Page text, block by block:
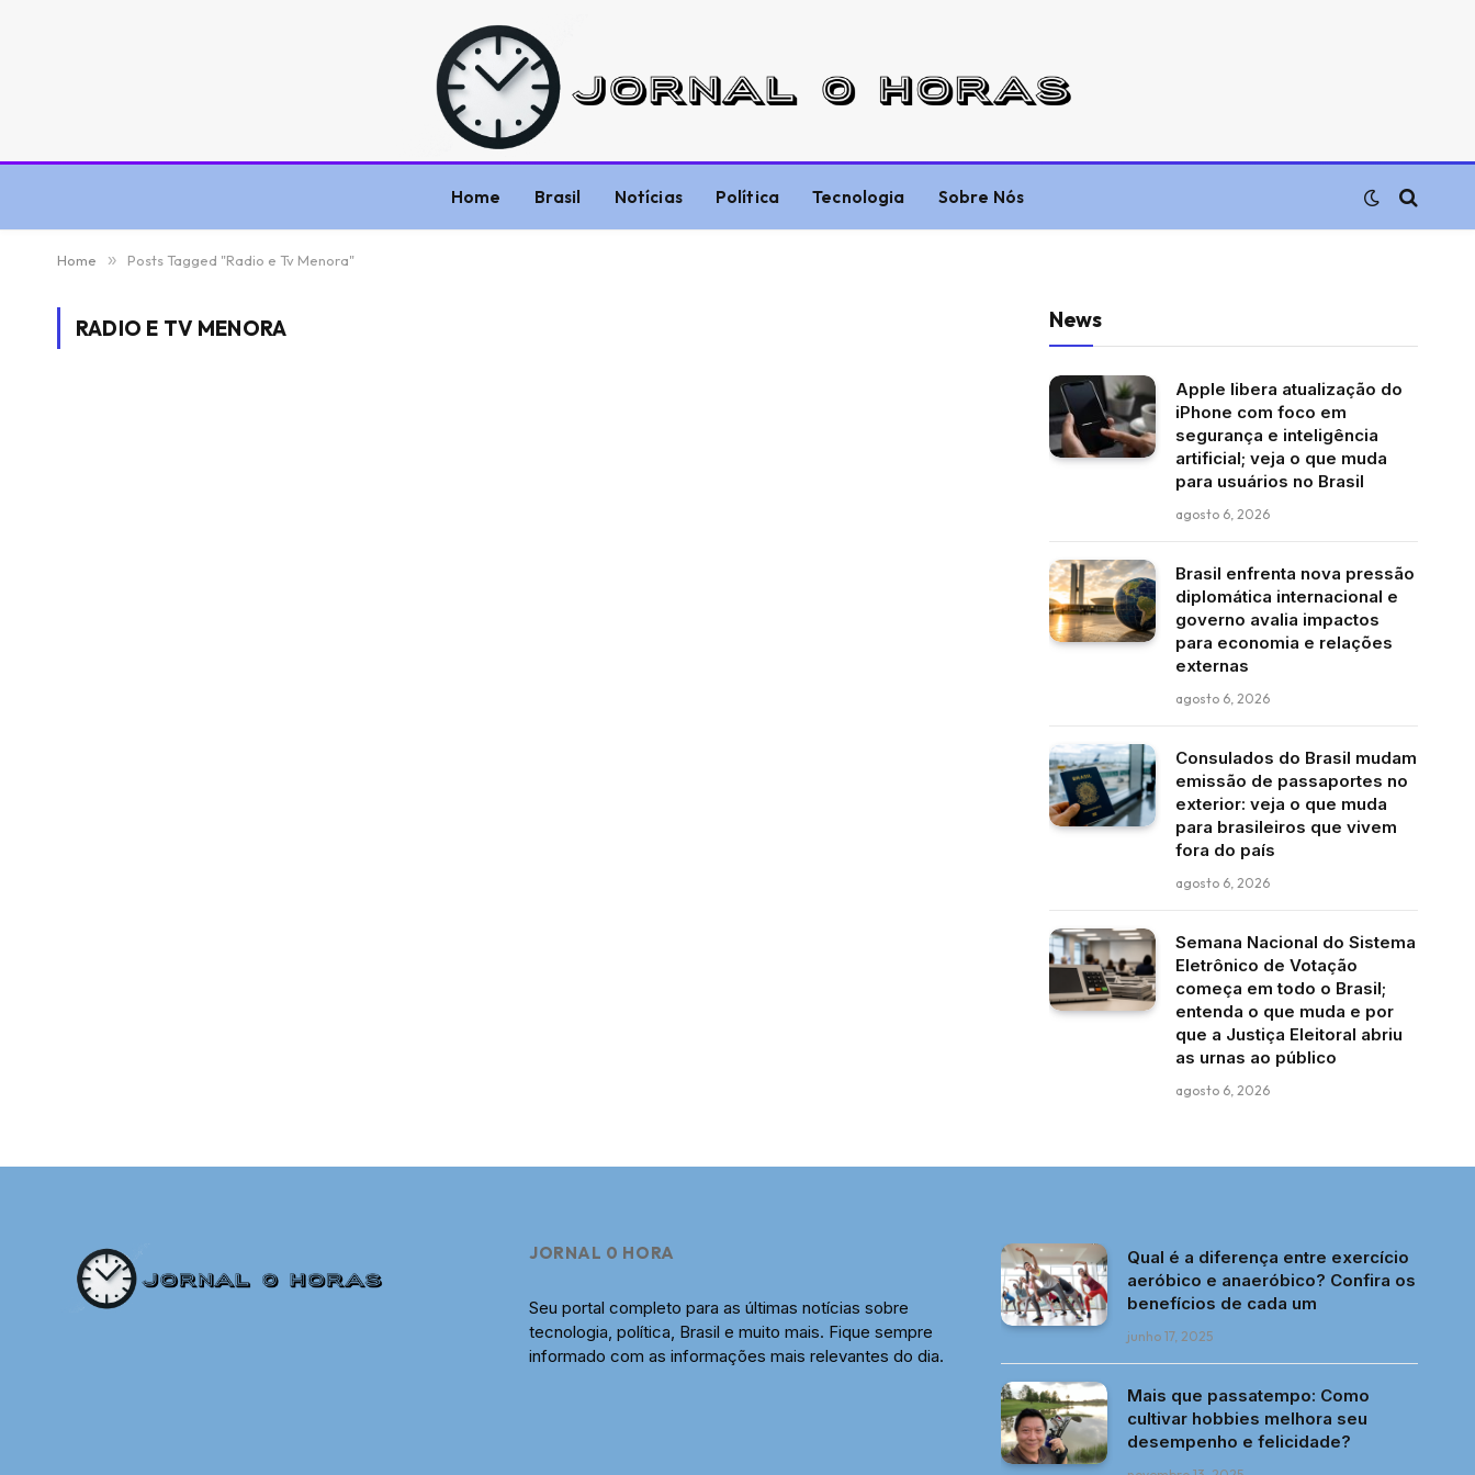
Home Brasil Notícias Política Tecnologia Sobre Nós
Home » Posts Tagged "Radio e Tv Menora"
RADIO E TV MENORA News
Apple libera atualização do
iPhone com foco em
segurança e inteligência
artificial; veja o que muda
para usuários no Brasil
agosto 6, 2026
Brasil enfrenta nova pressão
diplomática internacional e
governo avalia impactos
para economia e relações
externas
agosto 6, 2026
Consulados do Brasil mudam
emissão de passaportes no
exterior: veja o que muda
para brasileiros que vivem
fora do país
agosto 6, 2026
Semana Nacional do Sistema
Eletrônico de Votação
começa em todo o Brasil;
entenda o que muda e por
que a Justiça Eleitoral abriu
as urnas ao público
agosto 6, 2026
JORNAL 0 HORA
Seu portal completo para as últimas notícias sobre
tecnologia, política, Brasil e muito mais. Fique sempre
informado com as informações mais relevantes do dia.
Qual é a diferença entre exercício
aeróbico e anaeróbico? Confira os
benefícios de cada um
junho 17, 2025
Mais que passatempo: Como
cultivar hobbies melhora seu
desempenho e felicidade?